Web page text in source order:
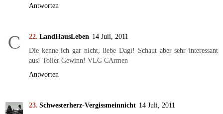
Antworten
LandHausLeben 14 Juli, 2011
Die kenne ich gar nicht, liebe Dagi! Schaut aber sehr interessant
aus! Toller Gewinn! VLG CArmen
Antworten
Schwesterherz-Vergissmeinnicht 14 Juli, 2011